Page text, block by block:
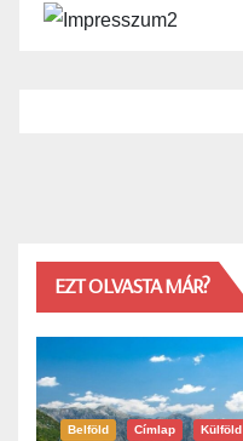
EZT OLVASTA MÁR?
Belföld Címlap Külföld